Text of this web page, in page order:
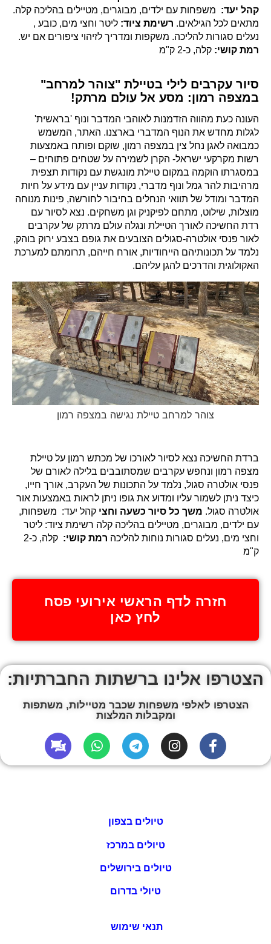
קהל יעד: משפחות עם ילדים, מבוגרים, מטיילים בהליכה קלה.
מתאים לכל הגילאים. רשימת ציוד: ליטר וחצי מים, כובע ,
נעלים סגורות להליכה. משקפות ומדריך לזיהוי ציפורים אם יש.
רמת קושי: קלה, כ-2 ק"מ
סיור עקרבים לילי בטיילת "צוהר למרחב"
במצפה רמון: מסע אל עולם מרתק!
העונה כעת מהווה הזדמנות לאוהבי המדבר ונוף 'בראשית'
לגלות מחדש את הנוף המדברי בארצנו. האתר, המשמש
כמבואה לאגן נחל צין במצפה רמון, שוקם ופותח באמצעות
רשות מקרקעי ישראל- הקרן לשמירה על שטחים פתוחים –
במסגרתו הוקמה במקום טיילת מונגשת עם נקודות תצפית
מרהיבות להר גמל ונוף מדברי, נקודות עניין עם מידע על חיות
המדבר ומודל של תוואי הנחלים בחיבור לחורשה, פינות מנוחה
מוצלות, שילוט, מתחם לפיקניק וגן משחקים. נצא לסיור עם
רדת החשיכה לאורך הטיילת ונגלה עולם מרתק של עקרבים
לאור פנסי אולטרה-סגולים הצובעים את גופם בצבע ירוק בוהק,
נלמד על תכונותיהם הייחודיות, אורח חייהם, תרומתם למערכת
האקולוגית והדרכים להגן עליהם.
צוהר למרחב טיילת נגישה במצפה רמון
ברדת החשיכה נצא לסיור לאורכו של מכתש רמון על טיילת
מצפה רמון ונחפש עקרבים שמסתובבים בלילה לאורם של
פנסי אולטרה סגול, נלמד על התכונות של העקרב, אורך חייו,
כיצד ניתן לשמור עליו ומדוע את גופו ניתן לראות באמצעות אור
אולטרה סגול. משך כל סיור כשעה וחצי קהל יעד: משפחות,
עם ילדים, מבוגרים, מטיילים בהליכה קלה רשימת ציוד: ליטר
וחצי מים, נעלים סגורות נוחות להליכה רמת קושי:
קלה, כ-2
ק"מ
חזרה לדף הראשי אירועי פסח
לחץ כאן
הצטרפו אלינו ברשתות החברתיות:
הצטרפו לאלפי משפחות שכבר מטיילות, משתפות
ומקבלות המלצות
טיולים בצפון
טיולים במרכז
טיולים בירושלים
טיולי בדרום
תנאי שימוש